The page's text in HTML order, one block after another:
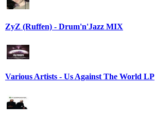
ZyZ (Ruffen) - Drum'n'Jazz MIX
Various Artists - Us Against The World LP